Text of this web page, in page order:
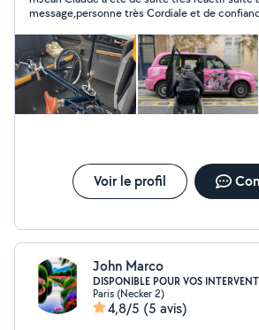
message,personne très Cordiale et de
Claude porte sur lui une confiance absolue à
Voir le profil
John Marco
DISPONIBLE POUR VOS
Paris (Necker 2)
4,8/5 (5 avis)